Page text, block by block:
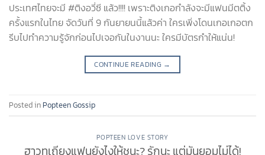
ประเทศไทยจะมี #ติงอวี่ซี แล้ว!!!! เพราะติงเกอกำลังจะมีแฟนมีตติ้ง
ครั้งแรกในไทย จัดวันที่ 9 กันยายนนี้แล้วค่า ใครเพิ่งโดนเกอเกอตก
รีบไปทำความรู้จักก่อนไปเจอกันในงานนะ ใครมีบัตรกำให้แน่น!
CONTINUE READING →
Posted in Popteen Gossip
POPTEEN LOVE STORY
ฮาวทูเถียงแฟนยังไงให้ชนะ? รักนะ แต่มันยอมไม่ได้!